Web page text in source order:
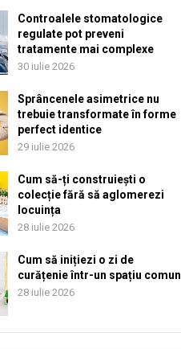
Controalele stomatologice
regulate pot preveni
tratamente mai complexe
30 iulie 2026
Sprâncenele asimetrice nu
trebuie transformate în forme
perfect identice
29 iulie 2026
Cum să-ți construiești o
colecție fără să aglomerezi
locuința
28 iulie 2026
Cum să inițiezi o zi de
curățenie într-un spațiu comun
28 iulie 2026